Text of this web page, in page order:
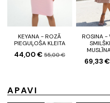
KEYANA - ROZĀ
PIEGUĻOŠA KLEITA
44,00 €55,00 €
ROSINA -
69,33 €
APAVI